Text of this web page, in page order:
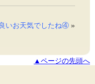
良いお天気でしたね④ »
▲ページの先頭へ